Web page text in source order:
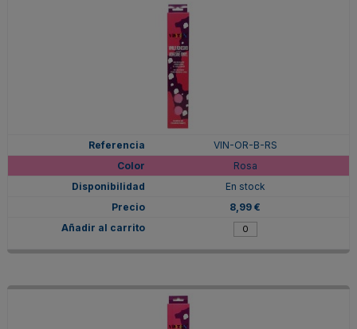
VIN-OR-B-RS
Rosa
En stock
8,99 €